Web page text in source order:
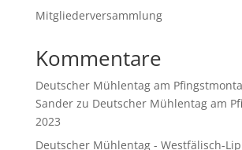
Mitgliederversammlung
Kommentare
Deutscher Mühlentag am
Sanderzu Deutscher Mühlentag am
2023
Deutscher Mühlentag - Westfälisch-